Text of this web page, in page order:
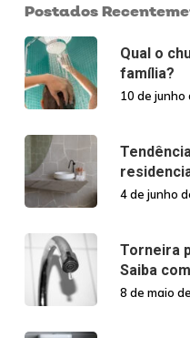
Postados
Qual o
família?
10 de junho
4 de junho
Torneira
Saiba
8 de maio